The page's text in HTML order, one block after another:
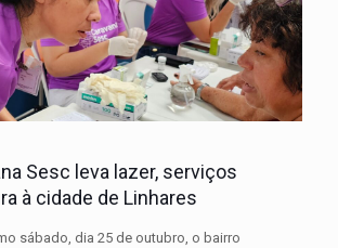
Sesc leva lazer, serviços
à cidade de Linhares
sábado, dia 25 de outubro, o bairro